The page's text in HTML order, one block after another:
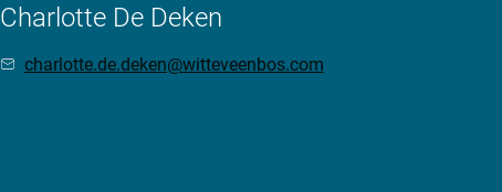
Charlotte De Deken
charlotte.de.deken@witteveenbos.com